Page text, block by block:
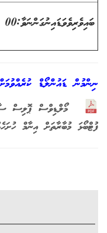
ބައިވެރިވެވަޑައިނުގަންނަވާ:00
ނިންމުން ޑައުންލޯޑް
މޯލްޑިވްސް ޕޮލިސް
ފުޓްބޯޅަ މުބާރާތަށް އިނާމް